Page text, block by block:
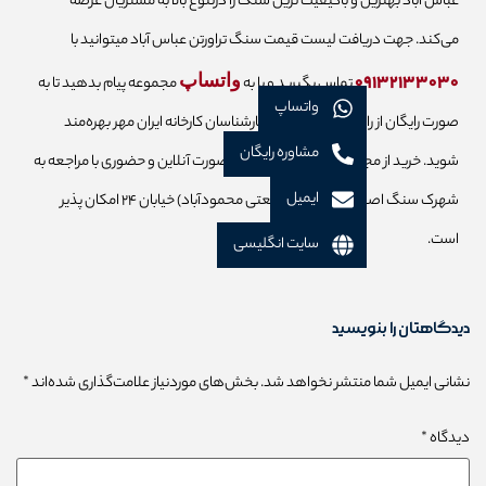
می‌کند. جهت دریافت لیست قیمت سنگ تراورتن عباس آباد میتوانید با
۰۹۱۳۲۱۳۳۰۳۰تماس بگیرید و یا بهواتساپمجموعه پیام بدهید تا به
صورت رایگان از راهنمایی و مشاوره کارشناسان کارخانه ایران مهر بهره‌مند
شوید. خرید از مجموعه سنگ ایران مهر به صورت آنلاین و حضوری با مراجعه به
شهرک سنگ اصفهان (شهرک صنعتی محمودآباد) خیابان ۲۴ امکان پذیر
است.
دیدگاهتان را بنویسید
نشانی ایمیل شما منتشر نخواهد شد.بخش‌های موردنیاز علامت‌گذاری شده‌اند*
دیدگاه*
واتساپ
مشاوره رایگان
ایمیل
سایت انگلیسی